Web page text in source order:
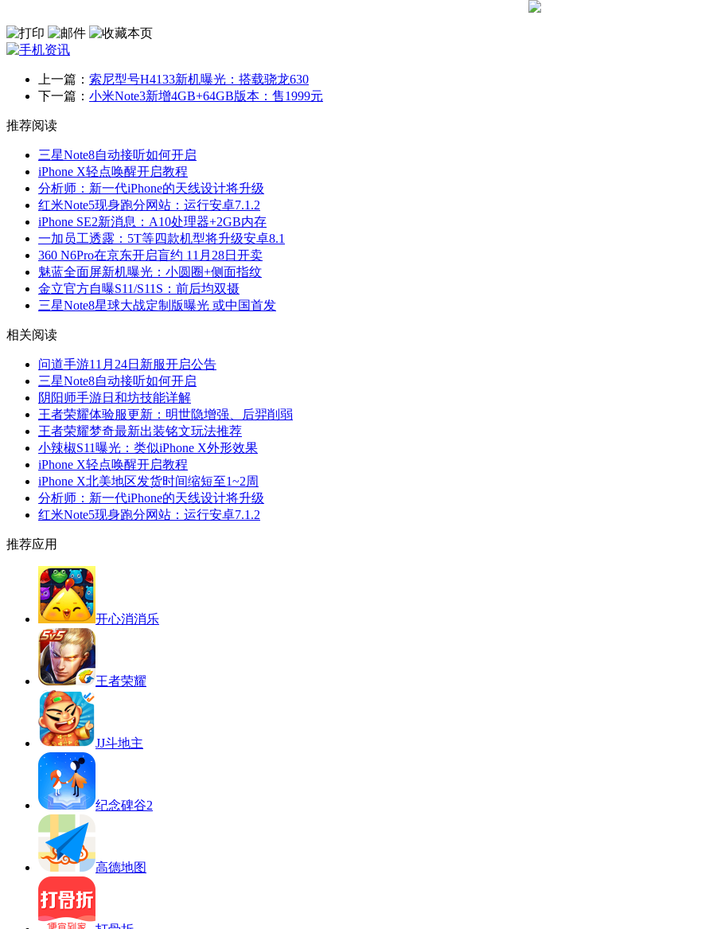
上一篇： 索尼型号H4133新机曝光：搭载骁龙630
下一篇： 小米Note3新增4GB+64GB版本：售1999元
推荐阅读
三星Note8自动接听如何开启
iPhone X轻点唤醒开启教程
分析师：新一代iPhone的天线设计将升级
红米Note5现身跑分网站：运行安卓7.1.2
iPhone SE2新消息：A10处理器+2GB内存
一加员工透露：5T等四款机型将升级安卓8.1
360 N6Pro在京东开启盲约 11月28日开卖
魅蓝全面屏新机曝光：小圆圈+侧面指纹
金立官方自曝S11/S11S：前后均双摄
三星Note8星球大战定制版曝光 或中国首发
相关阅读
问道手游11月24日新服开启公告
三星Note8自动接听如何开启
阴阳师手游日和坊技能详解
王者荣耀体验服更新：明世隐增强、后羿削弱
王者荣耀梦奇最新出装铭文玩法推荐
小辣椒S11曝光：类似iPhone X外形效果
iPhone X轻点唤醒开启教程
iPhone X北美地区发货时间缩短至1~2周
分析师：新一代iPhone的天线设计将升级
红米Note5现身跑分网站：运行安卓7.1.2
推荐应用
开心消消乐
王者荣耀
JJ斗地主
纪念碑谷2
高德地图